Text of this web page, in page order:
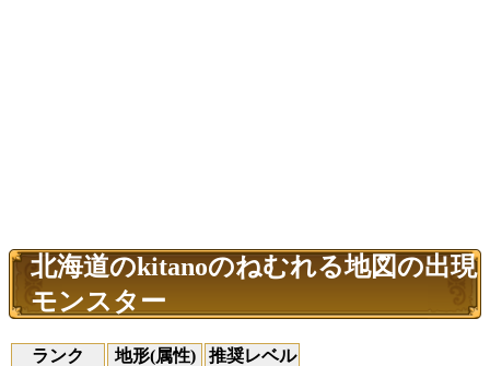
北海道のkitanoのねむれる地図の出現
モンスター
ランク 地形(属性) 推奨レベル